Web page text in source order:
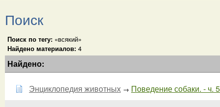
Поиск
Поиск по тегу: «всякий»
Найдено материалов: 4
Найдено:
Энциклопедия животных → Поведение собаки. - ч. 5